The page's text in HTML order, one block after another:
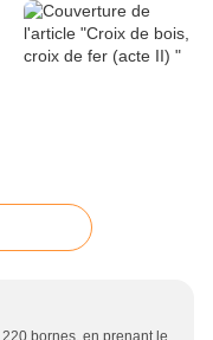
bornes, en prenant le